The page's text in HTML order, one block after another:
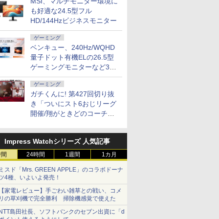
も好適な24.5型フル
HD/144Hzビジネスモニター
ゲーミング
ベンキュー、240Hz/WQHD
量子ドット有機ELの26.5型
ゲーミングモニターなど3機
種
ゲーミング
ガチくんに! 第427回切り抜
き「ついにスト6おじリーグ
開催/翔がときどのコーチ就
Impress Watchシリーズ 人気記事
24時間 1週間 1カ月
スド「Mrs. GREEN APPLE」のコラボドーナ
4種、いよいよ発売！
家電レビュー】手ごわい雑草との戦い、コメ
の草刈機で完全勝利 掃除機感覚で使えた
島田社長、ソフトバンクのセブン出資に「d